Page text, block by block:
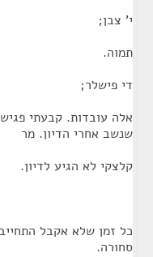
י' צבן;
תמוה.
די פישלר;
אלה עובדות. קבעתי
שנשב אחרי הדיון. מר
קלצקי לא הגיע לדיון.
כל זמן שלא אקבל
סחורה.